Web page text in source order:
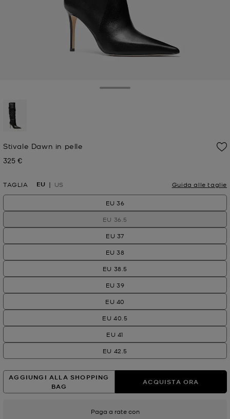
Stivale Dawn in pelle
Prezzo attuale
325 €
TAGLIA EU US Guida alle taglie
EU 36
EU 36.5
EU 37
EU 38
EU 38.5
EU 39
EU 40
EU 40.5
EU 41
EU 42.5
AGGIUNGI ALLA SHOPPING
BAG
ACQUISTA ORA
Paga a rate con